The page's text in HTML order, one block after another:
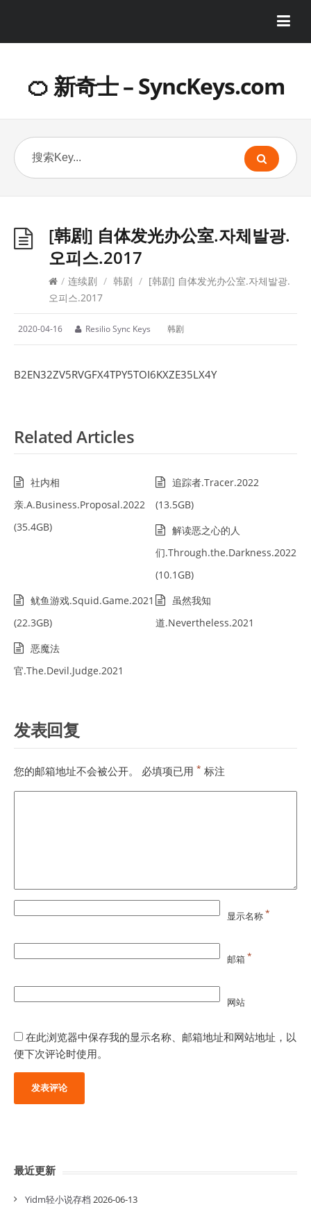
🍊 新奇士 – SyncKeys.com
[韩剧] 自体发光办公室.자체발광.
오피스.2017
/ 连续剧 / 韩剧 / [韩剧] 自体发光办公室.자체발광.
오피스.2017
2020-04-16 Resilio Sync Keys 韩剧
B2EN32ZV5RVGFX4TPY5TOI6KXZE35LX4Y
Related Articles
社内相
亲.A.Business.Proposal.2022
(35.4GB)
追踪者.Tracer.2022
(13.5GB)
解读恶之心的人
们.Through.the.Darkness.2022
(10.1GB)
鱿鱼游戏.Squid.Game.2021
(22.3GB)
虽然我知
道.Nevertheless.2021
恶魔法
官.The.Devil.Judge.2021
发表回复
您的邮箱地址不会被公开。 必填项已用 * 标注
显示名称*
邮箱*
网站
在此浏览器中保存我的显示名称、邮箱地址和网站地址，以
便下次评论时使用。
最近更新
Yidm轻小说存档 2026-06-13